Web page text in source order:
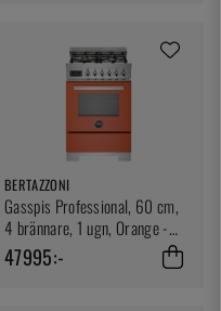
BERTAZZONI
Gasspis Professional, 60 cm,
4 brännare, 1 ugn, Orange -
Bertazzoni
47995:-